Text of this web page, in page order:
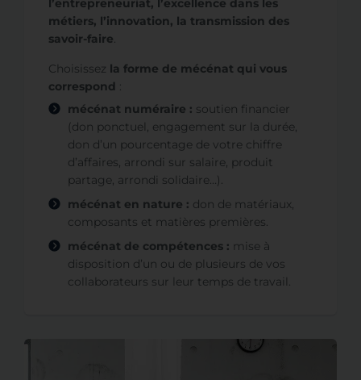
l’entrepreneuriat, l’excellence dans les
métiers, l’innovation, la transmission des
savoir-faire.
Choisissez la forme de mécénat qui vous
correspond :
mécénat numéraire : soutien financier
(don ponctuel, engagement sur la durée,
don d’un pourcentage de votre chiffre
d’affaires, arrondi sur salaire, produit
partage, arrondi solidaire…).
mécénat en nature : don de matériaux,
composants et matières premières.
mécénat de compétences : mise à
disposition d’un ou de plusieurs de vos
collaborateurs sur leur temps de travail.